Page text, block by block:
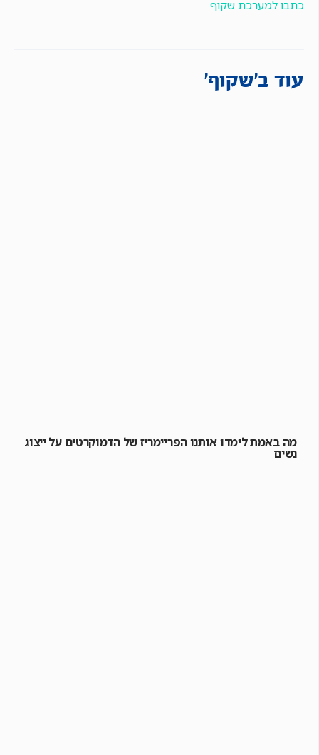
כתבו למערכת שקוף
עוד ב'שקוף'
מה באמת לימדו אותנו הפריימריז של הדמוקרטים על ייצוג
נשים